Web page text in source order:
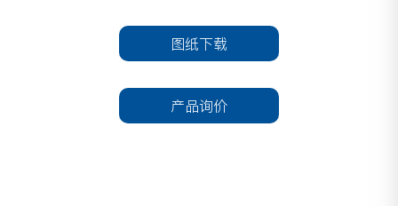
图纸下载
产品询价